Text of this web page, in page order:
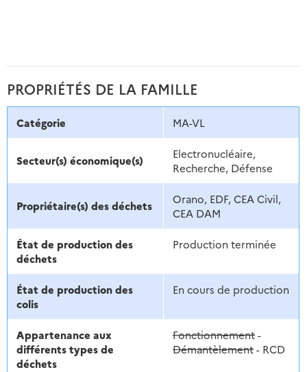
PROPRIÉTÉS DE LA FAMILLE
Catégorie MA-VL
Secteur(s) économique(s)
Electronucléaire,
Recherche, Défense
Propriétaire(s) des déchets
Orano, EDF, CEA Civil,
CEA DAM
État de production des
déchets
Production terminée
État de production des
colis
En cours de production
Appartenance aux
différents types de
déchets
Fonctionnement-
Démantèlement- RCD